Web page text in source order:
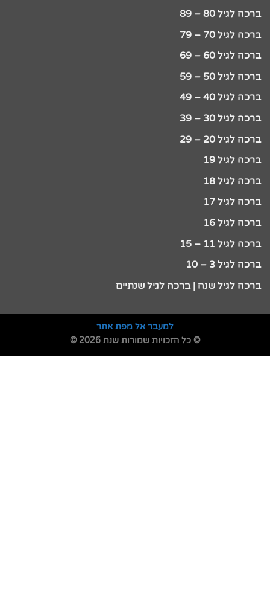
ברכה לגיל 80 – 89
ברכה לגיל 70 – 79
ברכה לגיל 60 – 69
ברכה לגיל 50 – 59
ברכה לגיל 40 – 49
ברכה לגיל 30 – 39
ברכה לגיל 20 – 29
ברכה לגיל 19
ברכה לגיל 18
ברכה לגיל 17
ברכה לגיל 16
ברכה לגיל 11 – 15
ברכה לגיל 3 – 10
ברכה לגיל שנה | ברכה לגיל שנתיים
למעבר אל מפת אתר
© כל הזכויות שמורות שנת 2026 ©